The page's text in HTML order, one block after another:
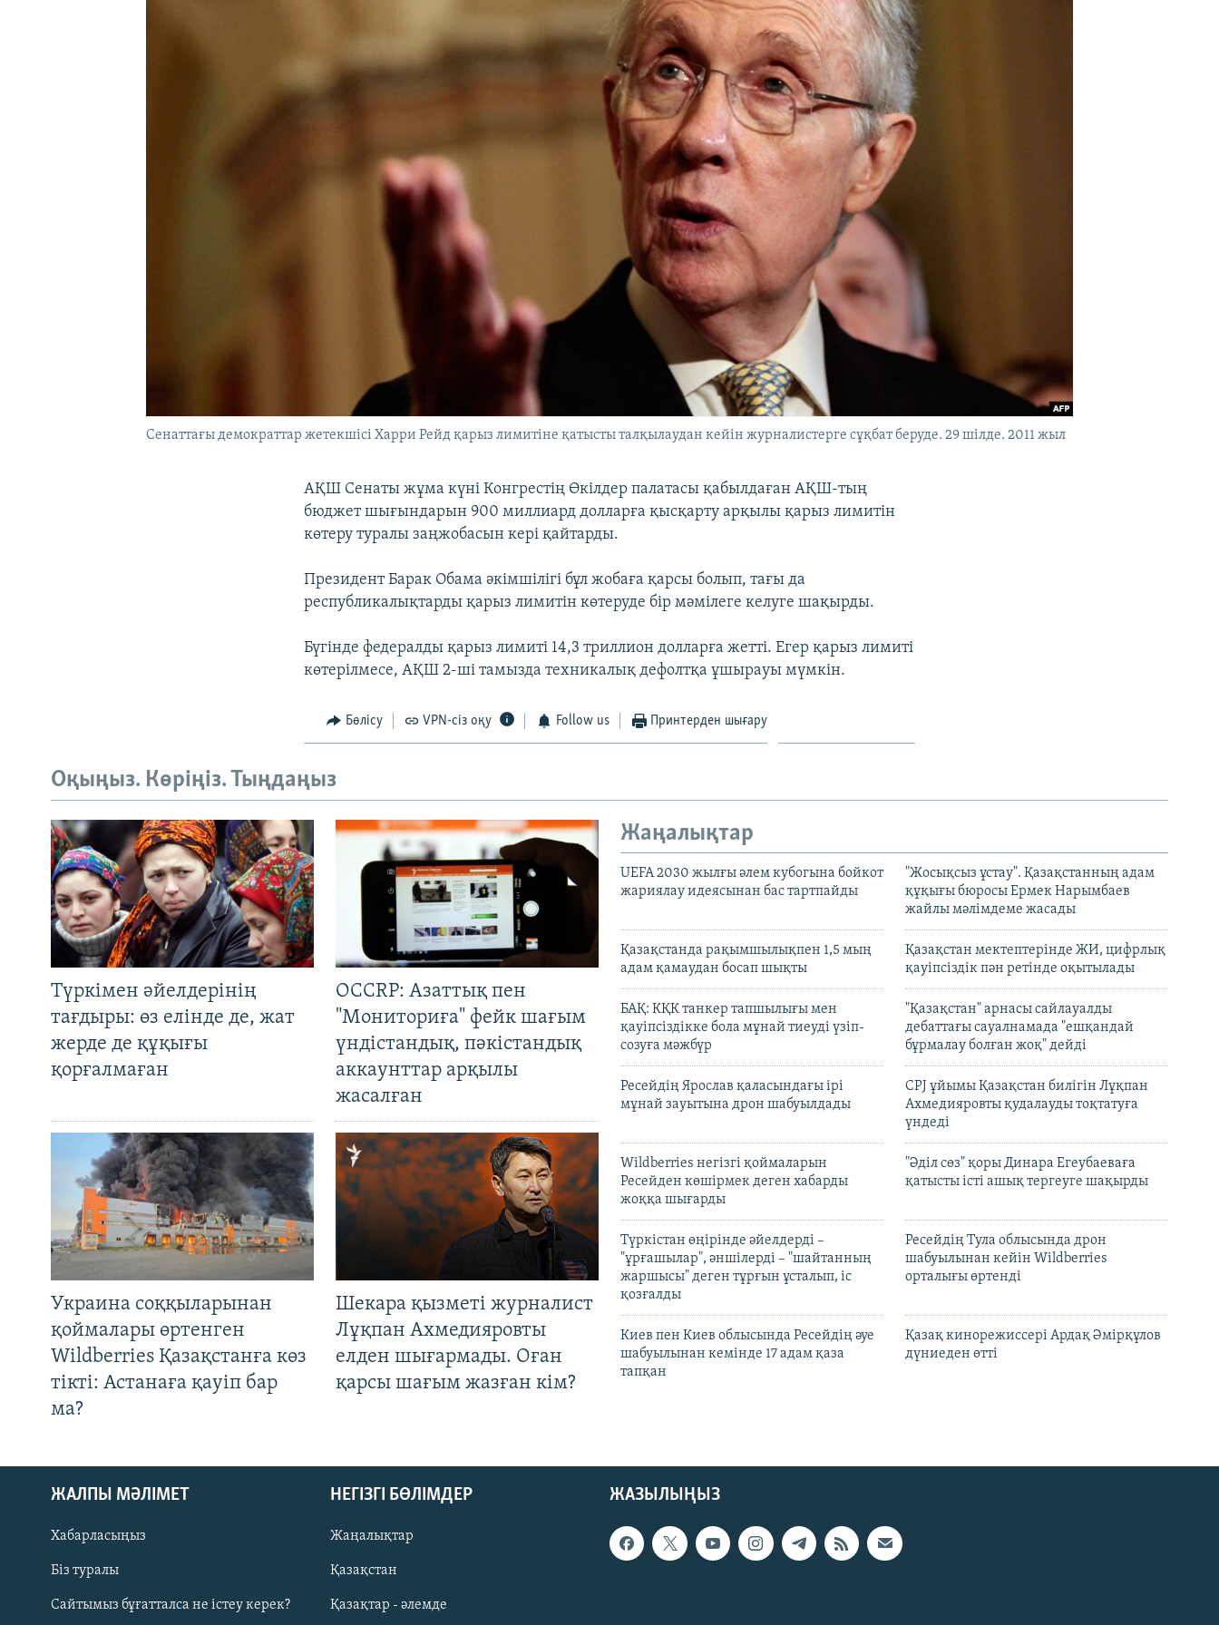
Русский
Сенаттағы демократтар жетекшісі Харри Рейд қарыз лимитіне қатысты талқылаудан кейін журналистерге сұқбат беруде. 29 шілде. 2011 жыл
АҚШ Сенаты жұма күні Конгрестің Өкілдер палатасы қабылдаған АҚШ-тың
бюджет шығындарын 900 миллиард долларға қысқарту арқылы қарыз лимитін
көтеру туралы заңжобасын кері қайтарды.
Президент Барак Обама әкімшілігі бұл жобаға қарсы болып, тағы да
республикалықтарды қарыз лимитін көтеруде бір мәмілеге келуге шақырды.
Бүгінде федералды қарыз лимиті 14,3 триллион долларға жетті. Егер қарыз лимиті
көтерілмесе, АҚШ 2-ші тамызда техникалық дефолтқа ұшырауы мүмкін.
Бөлісу VPN-сіз оқу Follow us Принтерден шығару
Оқыңыз. Көріңіз. Тыңдаңыз
Түркімен әйелдерінің
тағдыры: өз елінде де, жат
жерде де құқығы
қорғалмаған
OCCRP: Азаттық пен
"Мониториға" фейк шағым
үндістандық, пәкістандық
аккаунттар арқылы
жасалған
Украина соққыларынан
қоймалары өртенген
Wildberries Қазақстанға көз
тікті: Астанаға қауіп бар
ма?
Шекара қызметі журналист
Лұқпан Ахмедияровты
елден шығармады. Оған
қарсы шағым жазған кім?
Жаңалықтар
UEFA 2030 жылғы әлем кубогына бойкот
жариялау идеясынан бас тартпайды
"Жосықсыз ұстау". Қазақстанның адам
құқығы бюросы Ермек Нарымбаев
жайлы мәлімдеме жасады
Қазақстанда рақымшылықпен 1,5 мың
адам қамаудан босап шықты
Қазақстан мектептерінде ЖИ, цифрлық
қауіпсіздік пән ретінде оқытылады
БАҚ: КҚК танкер тапшылығы мен
қауіпсіздікке бола мұнай тиеуді үзіп-
созуға мәжбүр
"Қазақстан" арнасы сайлауалды
дебаттағы сауалнамада "ешқандай
бұрмалау болған жоқ" дейді
Ресейдің Ярослав қаласындағы ірі
мұнай зауытына дрон шабуылдады
CPJ ұйымы Қазақстан билігін Лұқпан
Ахмедияровты қудалауды тоқтатуға
үндеді
Wildberries негізгі қоймаларын
Ресейден көшірмек деген хабарды
жоққа шығарды
"Әділ сөз" қоры Динара Егеубаеваға
қатысты істі ашық тергеуге шақырды
Түркістан өңірінде әйелдерді –
"ұрғашылар", әншілерді – "шайтанның
жаршысы" деген тұрғын ұсталып, іс
қозғалды
Ресейдің Тула облысында дрон
шабуылынан кейін Wildberries
орталығы өртенді
Киев пен Киев облысында Ресейдің әуе
шабуылынан кемінде 17 адам қаза
тапқан
Қазақ кинорежиссері Ардақ Әмірқұлов
дүниеден өтті
ЖАЗЫЛЫҢЫЗ
ЖАЛПЫ МӘЛІМЕТ
Хабарласыңыз
Біз туралы
Сайтымыз бұғатталса не істеу керек?
НЕГІЗГІ БӨЛІМДЕР
Жаңалықтар
Қазақстан
Қазақтар - әлемде